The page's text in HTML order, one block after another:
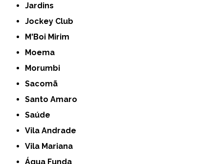
Jardins
Jockey Club
M'Boi Mirim
Moema
Morumbi
Sacomã
Santo Amaro
Saúde
Vila Andrade
Vila Mariana
Água Funda